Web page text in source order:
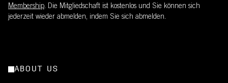
Membership. Die Mitgliedschaft ist kostenlos und Sie können sich
jederzeit wieder abmelden, indem Sie sich abmelden.
ABOUT US